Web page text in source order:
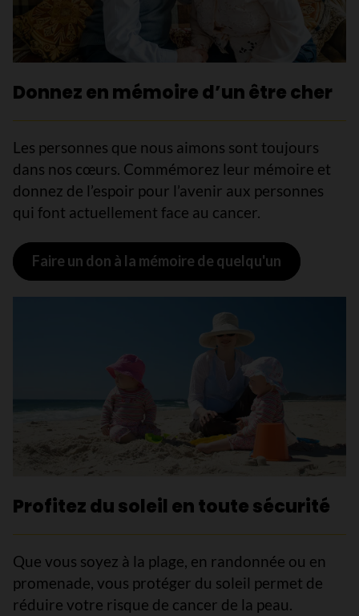
Donnez en mémoire d’un être cher
Les personnes que nous aimons sont toujours
dans nos cœurs. Commémorez leur mémoire et
donnez de l’espoir pour l’avenir aux personnes
qui font actuellement face au cancer.
Faire un don à la mémoire de quelqu'un
Profitez du soleil en toute sécurité
Que vous soyez à la plage, en randonnée ou en
promenade, vous protéger du soleil permet de
réduire votre risque de cancer de la peau.